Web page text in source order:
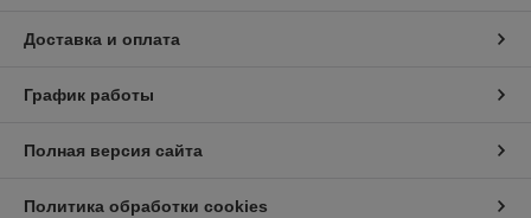
Доставка и оплата
График работы
Полная версия сайта
Политика обработки cookies